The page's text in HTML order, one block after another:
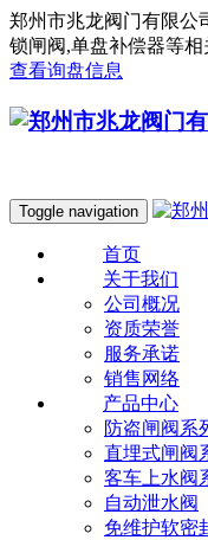
郑州市兆龙阀门有限公
锁闸阀,单盘补偿器等相
查看询盘信息
Toggle navigation
首页
关于我们
公司概况
资质荣誉
服务承诺
销售网络
产品中心
防盗闸阀系
直埋式闸阀
客车上水阀
自动泄水阀
免维护软密